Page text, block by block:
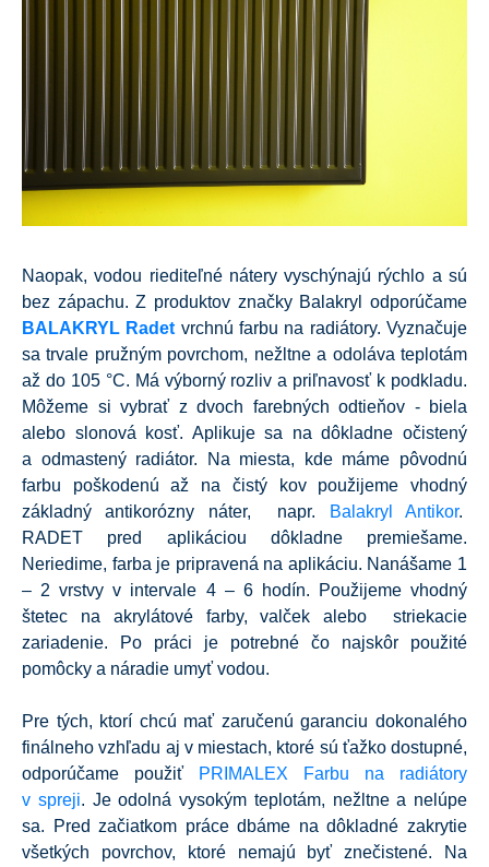
Naopak, vodou riediteľné nátery vyschýnajú rýchlo a sú
bez zápachu. Z produktov značky Balakryl odporúčame
BALAKRYL Radet vrchnú farbu na radiátory. Vyznačuje
sa trvale pružným povrchom, nežltne a odoláva teplotám
až do 105 °C. Má výborný rozliv a priľnavosť k podkladu.
Môžeme si vybrať z dvoch farebných odtieňov - biela
alebo slonová kosť. Aplikuje sa na dôkladne očistený
a odmastený radiátor. Na miesta, kde máme pôvodnú
farbu poškodenú až na čistý kov použijeme vhodný
základný antikorózny náter, napr.
Balakryl Antikor.
RADET pred aplikáciou dôkladne premiešame.
Neriedime, farba je pripravená na aplikáciu. Nanášame 1
– 2 vrstvy v intervale 4 – 6 hodín. Použijeme vhodný
štetec na akrylátové farby, valček alebo striekacie
zariadenie. Po práci je potrebné čo najskôr použité
pomôcky a náradie umyť vodou.
Pre tých, ktorí chcú mať zaručenú garanciu dokonalého
finálneho vzhľadu aj v miestach, ktoré sú ťažko dostupné,
odporúčame použiť
PRIMALEX Farbu na radiátory
v spreji. Je odolná vysokým teplotám, nežltne a nelúpe
sa. Pred začiatkom práce dbáme na dôkladné zakrytie
všetkých povrchov, ktoré nemajú byť znečistené. Na